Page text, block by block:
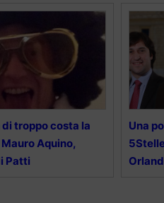
di troppo costa la
Aquino,
Patti
Una